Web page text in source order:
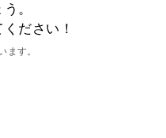
。
ださい！
ます。